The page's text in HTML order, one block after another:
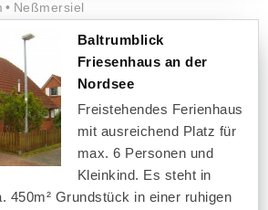
Neßmersiel
Baltrumblick
Friesenhaus an der
Nordsee
Freistehendes Ferienhaus
mit ausreichend Platz für
max. 6 Personen und
Kleinkind. Es steht in
450m² Grundstück in einer ruhigen